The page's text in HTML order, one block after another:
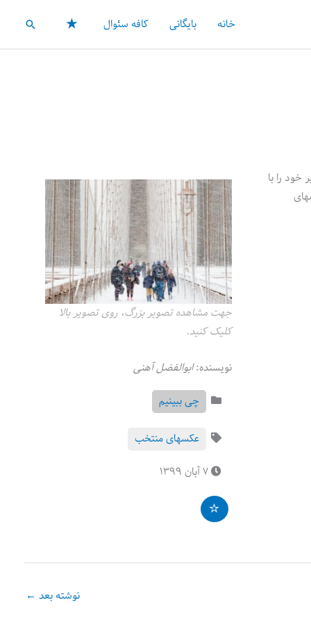
خانه بایگانی کافه سئوال ★ جستجو
خود را با
جهت مشاهده تصویر بزرگ، روی تصویر بالا
کلیک کنید.
نویسنده:ابوالفضل آهنی
چی ببینیم
عکسهای منتخب
۷ آبان ۱۳۹۹
نوشته بعد ←